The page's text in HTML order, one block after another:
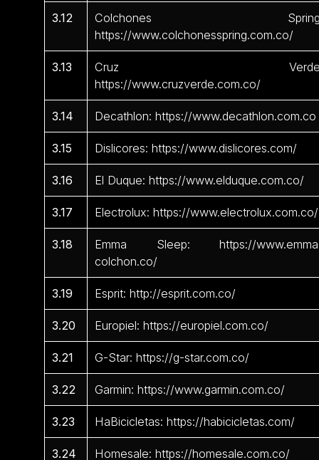
3.12
Colchones
https://www.colchonesspring.com.co/
3.13
Cruz
https://www.cruzverde.com.co/
3.14 Decathlon: https://www.decathlon.com.co
3.15 Dislicores: https://www.dislicores.com/
3.16 El Duque: https://www.elduque.com.co/
3.17 Electrolux: https://www.electrolux.com.co/
3.18
Emma Sleep: https://
colchon.co/
3.19 Esprit: http://esprit.com.co/
3.20 Europiel: https://europiel.com.co/
3.21 G-Star: https://g-star.com.co/
3.22 Garmin: https://www.garmin.com.co/
3.23 HaBicicletas: https://habicicletas.com/
3.24 Homesale: https://homesale.com.co/